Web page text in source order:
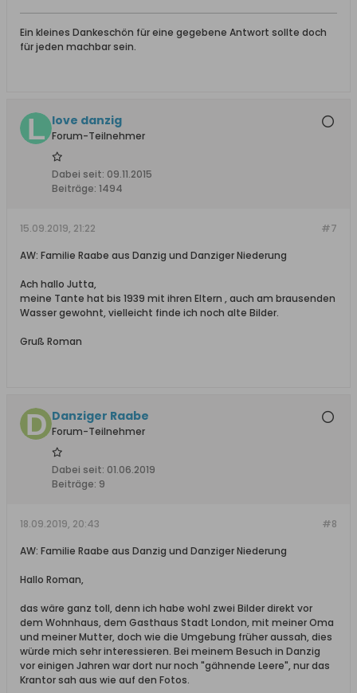
Ein kleines Dankeschön für eine gegebene Antwort sollte doch
für jeden machbar sein.
love danzig
Forum-Teilnehmer
Dabei seit: 09.11.2015
Beiträge: 1494
#7
15.09.2019, 21:22
AW: Familie Raabe aus Danzig und Danziger Niederung
Ach hallo Jutta,
meine Tante hat bis 1939 mit ihren Eltern , auch am brausenden
Wasser gewohnt, vielleicht finde ich noch alte Bilder.
Gruß Roman
Danziger Raabe
Forum-Teilnehmer
Dabei seit: 01.06.2019
Beiträge: 9
#8
18.09.2019, 20:43
AW: Familie Raabe aus Danzig und Danziger Niederung
Hallo Roman,
das wäre ganz toll, denn ich habe wohl zwei Bilder direkt vor
dem Wohnhaus, dem Gasthaus Stadt London, mit meiner Oma
und meiner Mutter, doch wie die Umgebung früher aussah, dies
würde mich sehr interessieren. Bei meinem Besuch in Danzig
vor einigen Jahren war dort nur noch "gähnende Leere", nur das
Krantor sah aus wie auf den Fotos.